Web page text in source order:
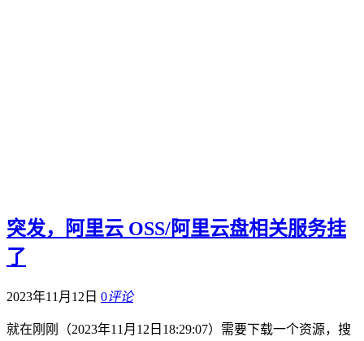
突发，阿里云 OSS/阿里云盘相关服务挂
了
2023年11月12日 0评论
就在刚刚（2023年11月12日18:29:07）需要下载一个资源，搜